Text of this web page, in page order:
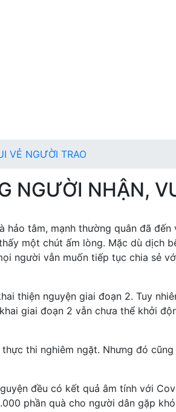
VẺ NGƯỜI TRAO
NGƯỜI NHẬN,
tâm, mạnh thường quân đã
một chút ấm lòng. Mặc dù dịch
người vẫn muốn tiếp tục chia sẻ
thiện nguyện giai đoạn 2. Tuy
giai đoạn 2 vẫn chưa thể khởi
thi nghiêm ngặt. Nhưng đó
đều có kết quả âm tính với
phần quà cho người dân gặp